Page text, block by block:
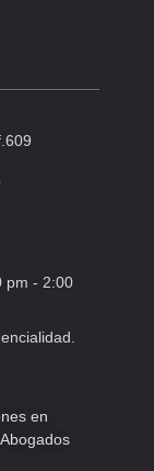
pm - 2:00
en